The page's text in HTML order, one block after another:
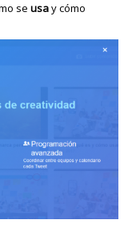
seusay cómo